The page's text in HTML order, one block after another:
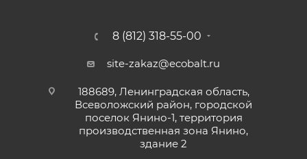
8 (812) 318-55-00
site-zakaz@ecobalt.ru
188689, Ленинградская область,
Всеволожский район, городской
поселок Янино-1, территория
производственная зона Янино,
здание 2